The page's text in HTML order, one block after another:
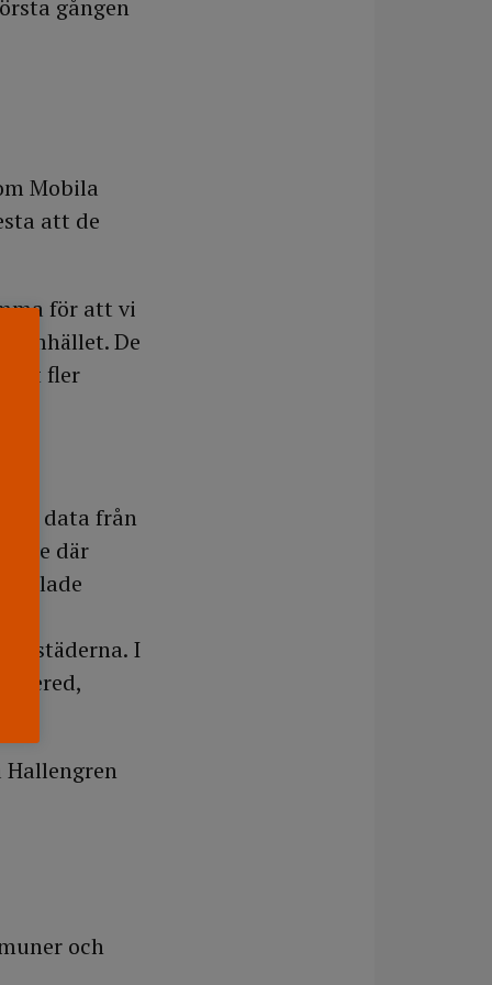
gången
Mobila
att de
för att vi
De
fler
data från
där
kallade
städerna. I
Hallengren
och